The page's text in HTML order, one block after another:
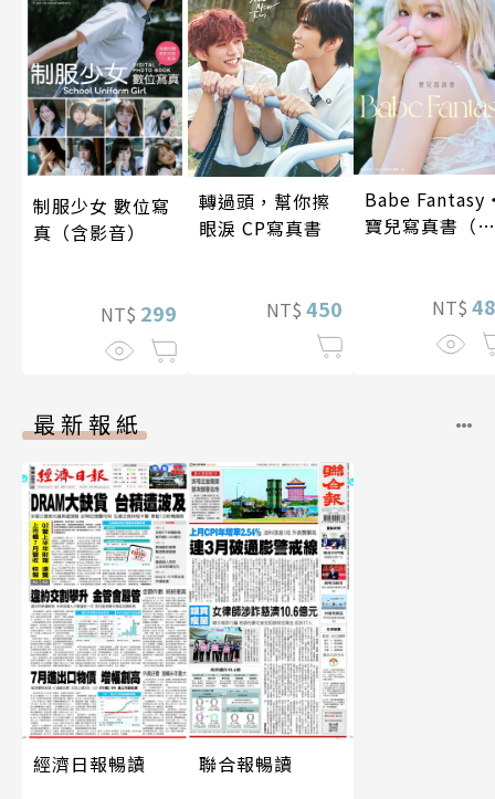
制服少女 數位寫
真（含影音）
NT$ 299
轉過頭，幫你擦
眼淚 CP寫真書
NT$ 450
Babe
寶兒寫真書（加
NT$
最新報紙
經濟日報暢讀 聯合報暢讀